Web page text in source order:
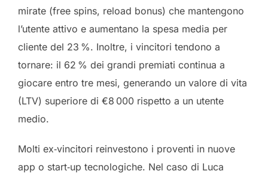
mirate (free spins, reload bonus) che mantengono
l’utente attivo e aumentano la spesa media per
cliente del 23 %. Inoltre, i vincitori tendono a
tornare: il 62 % dei grandi premiati continua a
giocare entro tre mesi, generando un valore di vita
(LTV) superiore di €8 000 rispetto a un utente
medio.
Molti ex‑vincitori reinvestono i proventi in nuove
app o start‑up tecnologiche. Nel caso di Luca